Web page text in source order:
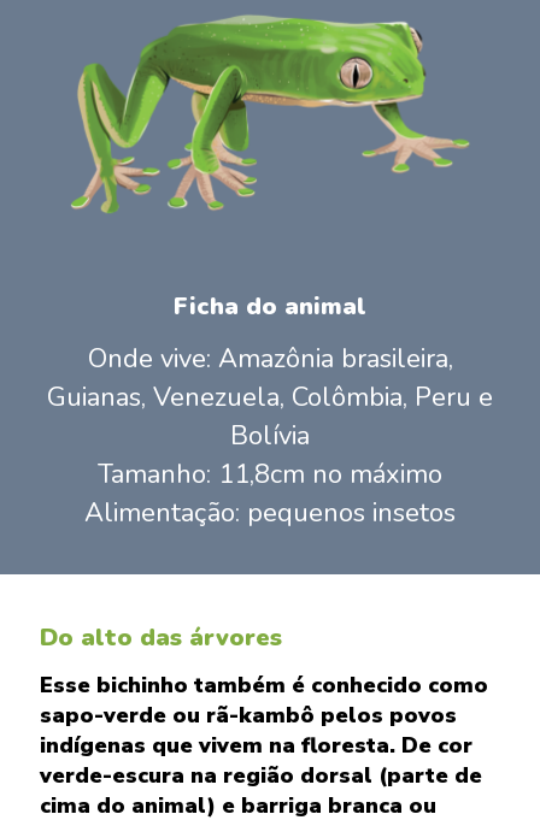
Ficha do animal
Onde vive: Amazônia brasileira,
Guianas, Venezuela, Colômbia, Peru e
Bolívia
Tamanho: 11,8cm no máximo
Alimentação: pequenos insetos
Do alto das árvores
Esse bichinho também é conhecido como
sapo-verde ou rã-kambô pelos povos
indígenas que vivem na floresta. De cor
verde-escura na região dorsal (parte de
cima do animal) e barriga branca ou